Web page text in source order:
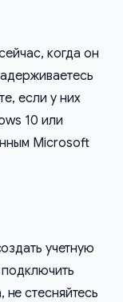
когда он
если у них
10 или
Microsoft
учетную
стесняйтесь